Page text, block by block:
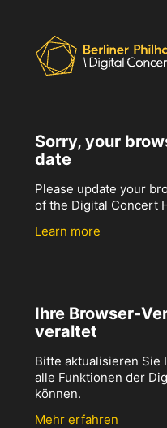
Sorry, your
date
Please update your
of the Digital Concert
Learn more
Ihre Browser-
veraltet
Bitte aktualisieren Sie
alle Funktionen der
können.
Mehr erfahren